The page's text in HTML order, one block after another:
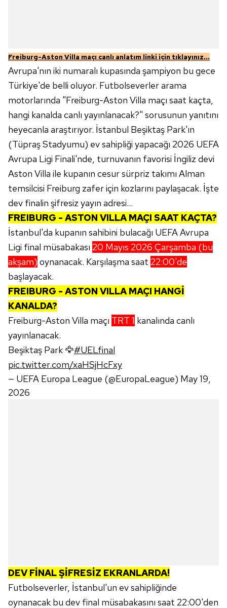
Freiburg-Aston Villa maçı canlı anlatım linki için tıklayınız...
Avrupa'nın iki numaralı kupasında şampiyon bu gece
Türkiye'de belli oluyor. Futbolseverler arama
motorlarında "Freiburg-Aston Villa maçı saat kaçta,
hangi kanalda canlı yayınlanacak?" sorusunun yanıtını
heyecanla araştırıyor. İstanbul Beşiktaş Park'ın
(Tüpraş Stadyumu) ev sahipliği yapacağı 2026 UEFA
Avrupa Ligi Finali'nde, turnuvanın favorisi İngiliz devi
Aston Villa ile kupanın cesur sürpriz takımı Alman
temsilcisi Freiburg zafer için kozlarını paylaşacak. İşte
dev finalin şifresiz yayın adresi...
FREIBURG - ASTON VILLA MAÇI SAAT KAÇTA?
İstanbul'da kupanın sahibini bulacağı UEFA Avrupa
Ligi final müsabakası 20 Mayıs 2026 Çarşamba (bu
akşam) oynanacak. Karşılaşma saat 22:00'de
başlayacak.
FREIBURG - ASTON VILLA MAÇI HANGİ
KANALDA?
Freiburg-Aston Villa maçı TRT 1 kanalında canlı
yayınlanacak.
Beşiktaş Park 🦅#UELfinal
pic.twitter.com/xaHSjHcFxy
— UEFA Europa League (@EuropaLeague) May 19,
2026
DEV FİNAL ŞİFRESİZ EKRANLARDA!
Futbolseverler, İstanbul'un ev sahipliğinde
oynanacak bu dev final müsabakasını saat 22:00'den